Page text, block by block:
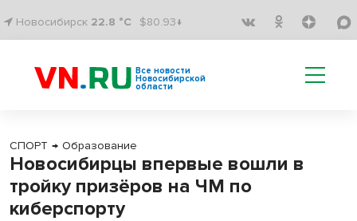
Новосибирск 22.8 °C $80.93↓
Все новости
Новосибирской
области
СПОРТ → Образование
Новосибирцы впервые вошли в
тройку призёров на ЧМ по
киберспорту